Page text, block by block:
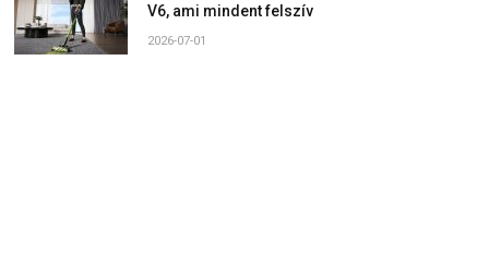
V6, ami mindent felszív
2026-07-01